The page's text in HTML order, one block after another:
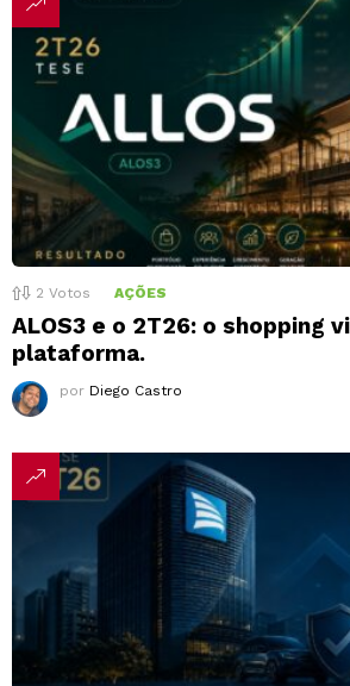
2 Votos AÇÕES
ALOS3 e o 2T26: o shopping
plataforma.
por Diego Castro